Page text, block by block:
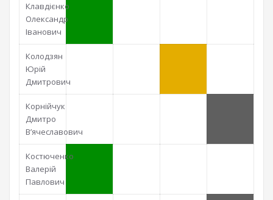
Клавдієнко
Олександр
Іванович
Колодзян
Юрій
Дмитрович
Корнійчук
Дмитро
В’ячеславович
Костюченко
Валерій
Павлович